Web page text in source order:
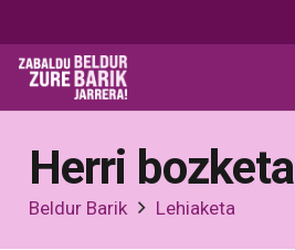
Herri bozketa
Beldur Barik Lehiaketa